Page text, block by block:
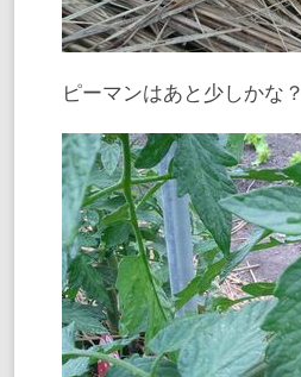
ピーマンはあと少しかな？